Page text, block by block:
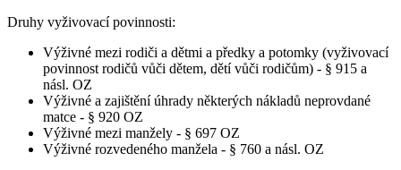
Druhy vyživovací povinnosti:
Výživné mezi rodiči a dětmi a předky a potomky (vyživovací
povinnost rodičů vůči dětem, dětí vůči rodičům) - § 915 a
násl. OZ
Výživné a zajištění úhrady některých nákladů neprovdané
matce - § 920 OZ
Výživné mezi manžely - § 697 OZ
Výživné rozvedeného manžela - § 760 a násl. OZ